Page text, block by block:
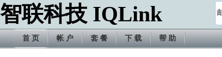
智联科技 IQLink
首 页 帐 户 套 餐 下 载 帮 助